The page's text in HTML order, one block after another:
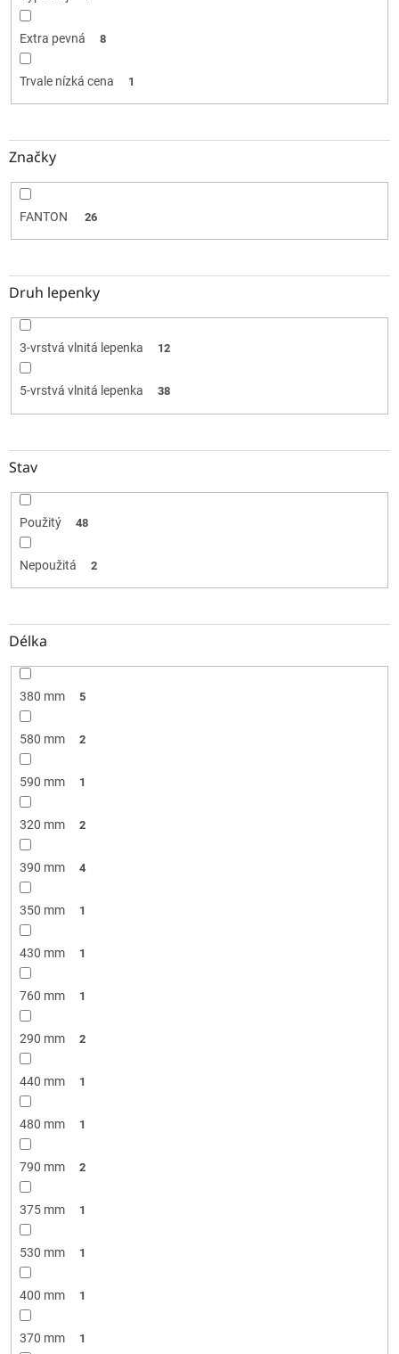
Extra pevná 8
Trvale nízká cena 1
Značky
FANTON 26
Druh lepenky
3-vrstvá vlnitá lepenka 12
5-vrstvá vlnitá lepenka 38
Stav
Použitý 48
Nepoužitá 2
Délka
380 mm 5
580 mm 2
590 mm 1
320 mm 2
390 mm 4
350 mm 1
430 mm 1
760 mm 1
290 mm 2
440 mm 1
480 mm 1
790 mm 2
375 mm 1
530 mm 1
400 mm 1
370 mm 1